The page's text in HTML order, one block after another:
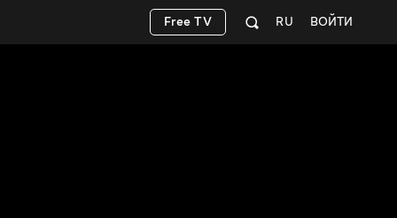
ВОЙТИ
RU
Free TV